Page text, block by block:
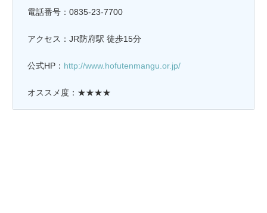
電話番号：0835-23-7700
アクセス：JR防府駅 徒歩15分
公式HP： http://www.hofutenmangu.or.jp/
オススメ度：★★★★